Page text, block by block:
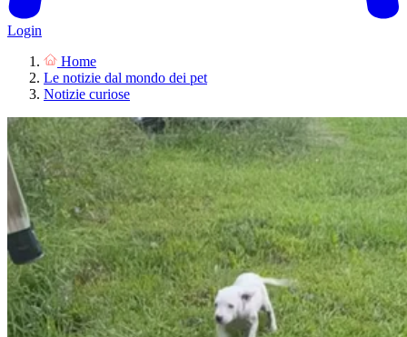
Login
Home
Le notizie dal mondo dei pet
Notizie curiose